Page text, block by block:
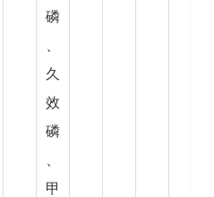
磷
久
效
磷
甲